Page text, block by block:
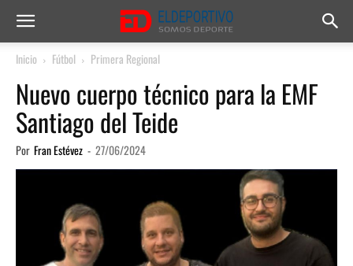
Inicio Fútbol Primera Regional
Nuevo cuerpo técnico para la EMF
Santiago del Teide
Por Fran Estévez - 27/06/2024